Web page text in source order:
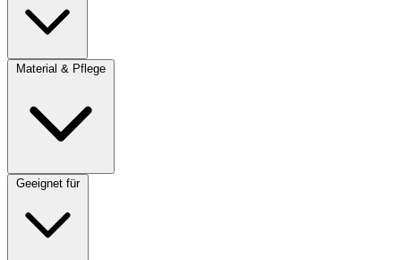
Material & Pflege
Geeignet für